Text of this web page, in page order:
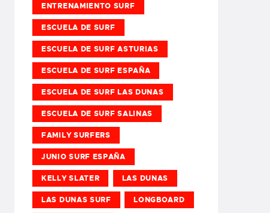
ENTRENAMIENTO SURF
ESCUELA DE SURF
ESCUELA DE SURF ASTURIAS
ESCUELA DE SURF ESPAÑA
ESCUELA DE SURF LAS DUNAS
ESCUELA DE SURF SALINAS
FAMILY SURFERS
JUNIO SURF ESPAÑA
KELLY SLATER LAS DUNAS
LAS DUNAS SURF LONGBOARD